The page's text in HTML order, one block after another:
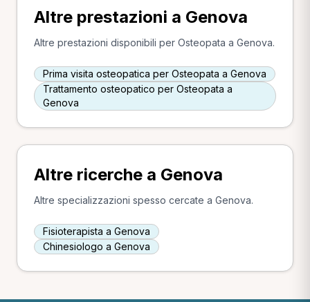
Altre prestazioni a Genova
Altre prestazioni disponibili per Osteopata a Genova.
Prima visita osteopatica per Osteopata a Genova
Trattamento osteopatico per Osteopata a
Genova
Altre ricerche a Genova
Altre specializzazioni spesso cercate a Genova.
Fisioterapista a Genova
Chinesiologo a Genova